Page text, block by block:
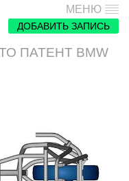
МЕНЮ
ДОБАВИТЬ ЗАПИСЬ
ПАТЕНТ BMW